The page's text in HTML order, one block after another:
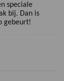
speciale
bij. Dan is
gebeurt!